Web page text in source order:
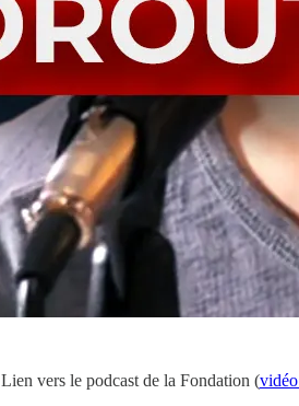
Lien vers le podcast de la Fondation (vidéo